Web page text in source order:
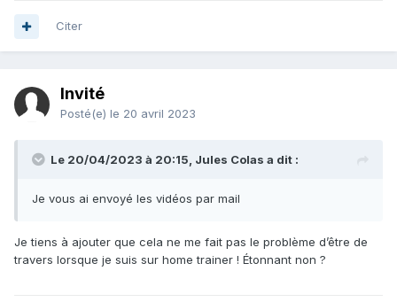
Citer
Invité
Posté(e) le 20 avril 2023
Le 20/04/2023 à 20:15, Jules Colas a dit :
Je vous ai envoyé les vidéos par mail
Je tiens à ajouter que cela ne me fait pas le problème d’être de
travers lorsque je suis sur home trainer ! Étonnant non ?